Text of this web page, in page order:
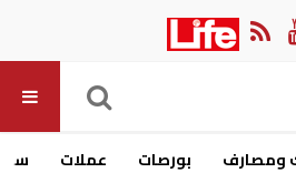
ومصارف بورصات عملات